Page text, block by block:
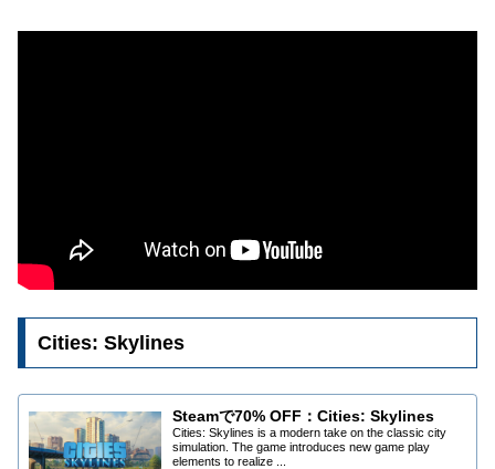
Cities: Skylines
Steamで70% OFF：Cities: Skylines
Cities: Skylines is a modern take on the classic city
simulation. The game introduces new game play
elements to realize ...